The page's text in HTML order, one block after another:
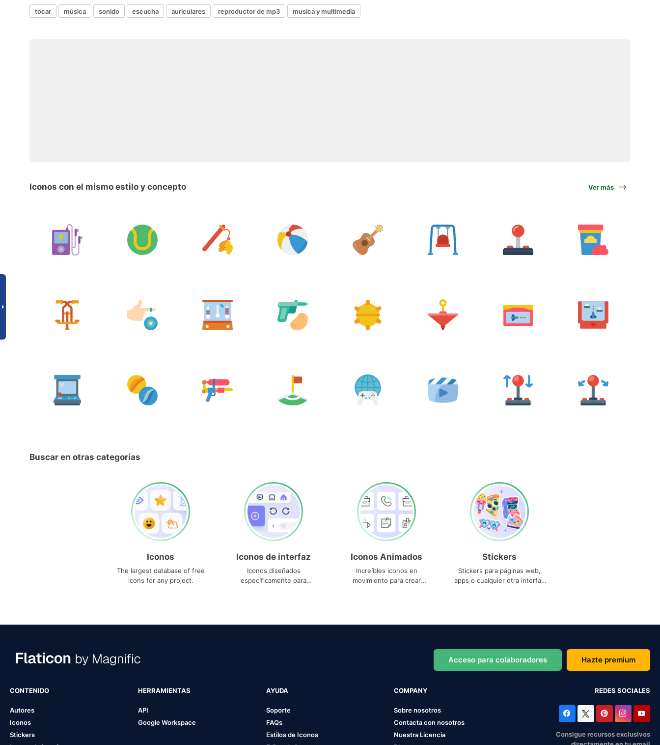
tocar música sonido escucha auriculares reproductor de mp3 musica y multimedia
Iconos con el mismo estilo y concepto Ver más
Buscar en otras categorías
Iconos
The largest database of free
icons for any project.
Iconos de interfaz
Iconos diseñados
específicamente para
Iconos Animados
Increíbles iconos en
movimiento para crear
Stickers
Stickers para páginas web,
apps o cualquier otra interfaz
Acceso para colaboradores Hazte premium
CONTENIDO
Autores
Iconos
Stickers
HERRAMIENTAS
API
Google Workspace
AYUDA
Soporte
FAQs
Estilos de Iconos
COMPANY
Sobre nosotros
Contacta con nosotros
Nuestra Licencia
REDES SOCIALES
Consigue recursos exclusivos